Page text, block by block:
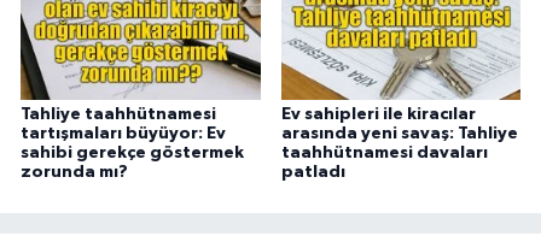
Tahliye taahhütnamesi
tartışmaları büyüyor: Ev
sahibi gerekçe göstermek
zorunda mı?
Ev sahipleri ile kiracılar
arasında yeni savaş: Tahliye
taahhütnamesi davaları
patladı